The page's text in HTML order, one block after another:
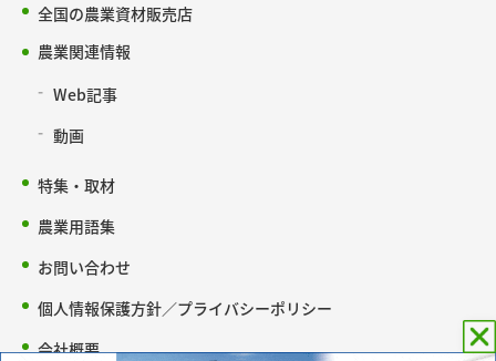
全国の農業資材販売店
農業関連情報
Web記事
動画
特集・取材
農業用語集
お問い合わせ
個人情報保護方針／プライバシーポリシー
会社概要